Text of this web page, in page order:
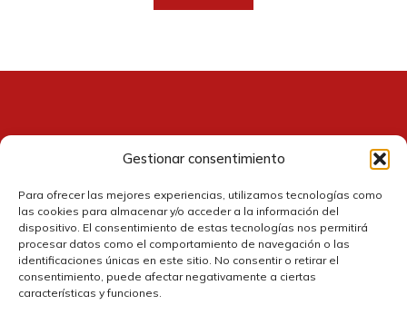
Gestionar consentimiento
Para ofrecer las mejores experiencias, utilizamos tecnologías como
las cookies para almacenar y/o acceder a la información del
dispositivo. El consentimiento de estas tecnologías nos permitirá
procesar datos como el comportamiento de navegación o las
identificaciones únicas en este sitio. No consentir o retirar el
consentimiento, puede afectar negativamente a ciertas
características y funciones.
Contacto